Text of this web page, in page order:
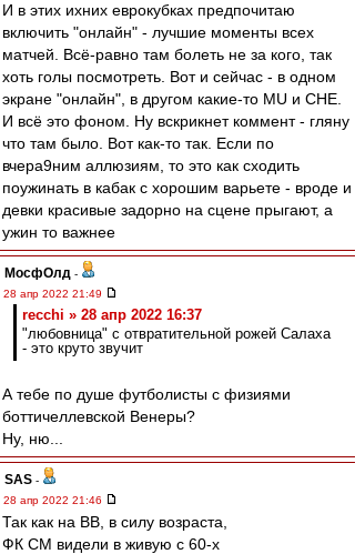
И в этих ихних еврокубках предпочитаю
включить "онлайн" - лучшие моменты всех
матчей. Всё-равно там болеть не за кого, так
хоть голы посмотреть. Вот и сейчас - в одном
экране "онлайн", в другом какие-то MU и CHE.
И всё это фоном. Ну вскрикнет коммент - гляну
что там было. Вот как-то так. Если по
вчера9ним аллюзиям, то это как сходить
поужинать в кабак с хорошим варьете - вроде и
девки красивые задорно на сцене прыгают, а
ужин то важнее
МосфОлд -
28 апр 2022 21:49
recchi » 28 апр 2022 16:37
"любовница" с отвратительной рожей Салаха
- это круто звучит
А тебе по душе футболисты с физиями
боттичеллевской Венеры?
Ну, ню...
SAS -
28 апр 2022 21:46
Так как на ВВ, в силу возраста,
ФК СМ видели в живую с 60-х